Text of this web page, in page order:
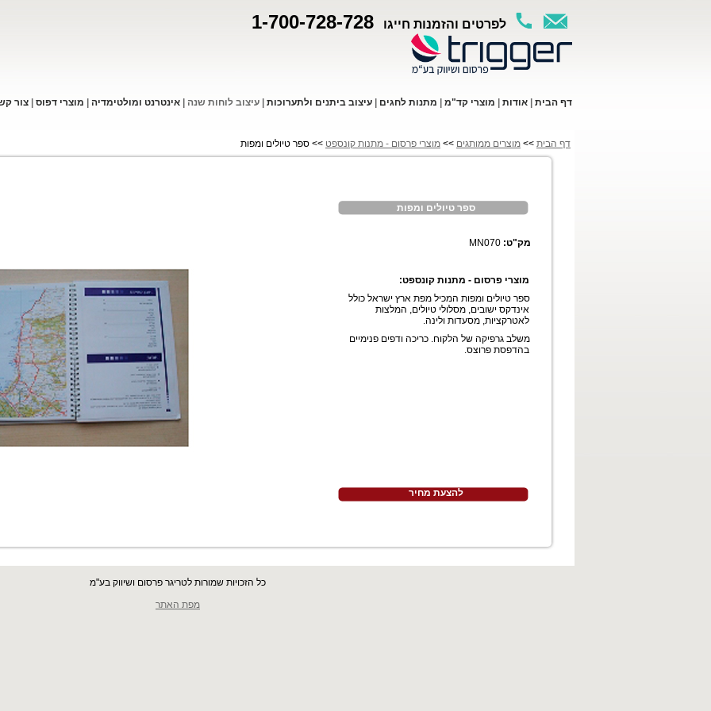
לפרטים והזמנות חייגו 1-700-728-728
דף הבית אודות מוצרי קד"מ מתנות לחגים עיצוב ביתנים ולתערוכות עיצוב לוחות שנה אינטרנט ומולטימדיה מוצרי דפוס צור
דף הבית >> מוצרים ממותגים >> מוצרי פרסום - מתנות קונספט >> ספר טיולים ומפות
ספר טיולים ומפות
מק"ט: MN070
מוצרי פרסום - מתנות קונספט:
ספר טיולים ומפות המכיל מפת ארץ ישראל כולל
אינדקס ישובים, מסלולי טיולים, המלצות
לאטרקציות, מסעדות ולינה.
משלב גרפיקה של הלקוח. כריכה ודפים פנימיים
בהדפסת פרוצס.
להצעת מחיר
כל הזכויות שמורות לטריגר פרסום ושיווק בע"מ
מפת האתר